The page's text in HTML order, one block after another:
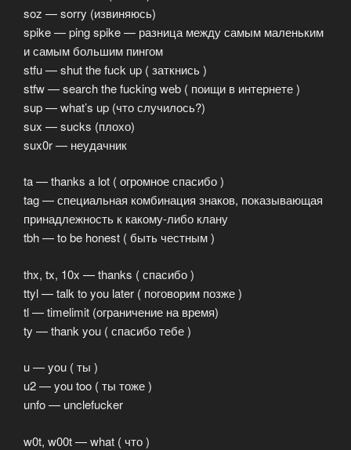
soz — sorry (извиняюсь)
spike — ping spike — разница между самым маленьким
и самым большим пингом
stfu — shut the fuck up ( заткнись )
stfw — search the fucking web ( поищи в интернете )
sup — what’s up (что случилось?)
sux — sucks (плохо)
sux0r — неудачник
ta — thanks a lot ( огромное спасибо )
tag — специальная комбинация знаков, показывающая
принадлежность к какому-либо клану
tbh — to be honest ( быть честным )
thx, tx, 10x — thanks ( спасибо )
ttyl — talk to you later ( поговорим позже )
tl — timelimit (ограничение на время)
ty — thank you ( спасибо тебе )
u — you ( ты )
u2 — you too ( ты тоже )
unfo — unclefucker
w0t, w00t — what ( что )